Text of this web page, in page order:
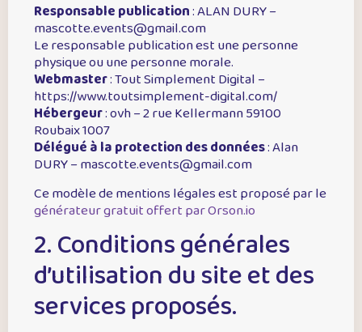
Responsable publication: ALAN DURY –
mascotte.events@gmail.com
Le responsable publication est une personne
physique ou une personne morale.
Webmaster: Tout Simplement Digital –
https://www.toutsimplement-digital.com/
Hébergeur: ovh – 2 rue Kellermann 59100
Roubaix 1007
Délégué à la protection des données: Alan
DURY – mascotte.events@gmail.com
Ce modèle de mentions légales est proposé par le
générateur gratuit offert par Orson.io
2. Conditions générales
d’utilisation du site et des
services proposés.